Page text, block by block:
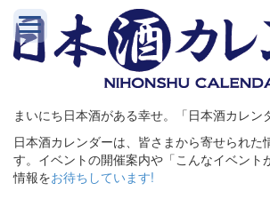
まいにち日本酒がある幸せ。「日本酒カレン
日本酒カレンダーは、皆さまから寄せられた
す。イベントの開催案内や「こんなイベント
情報をお待ちしています!